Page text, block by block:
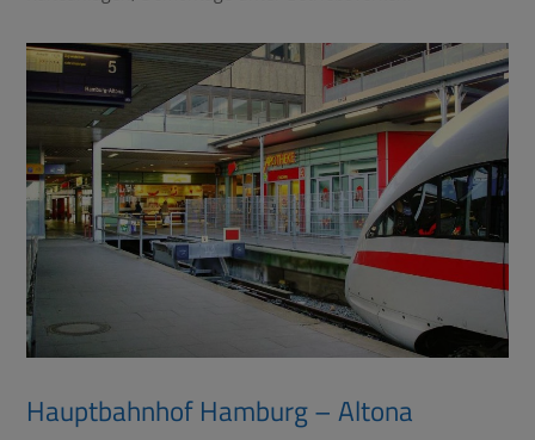
Hauptbahnhof Hamburg – Altona